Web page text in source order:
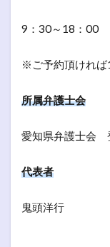
9：30～18：00
※ご予約頂ければ
所属弁護士会
愛知県弁護士会
代表者
鬼頭洋行